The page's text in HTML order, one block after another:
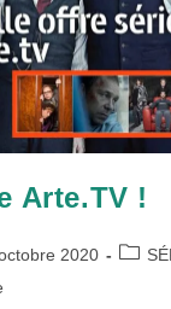
Arte.TV !
:
2020
Post